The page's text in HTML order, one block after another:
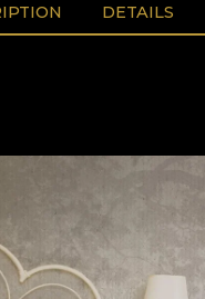
DETAILS